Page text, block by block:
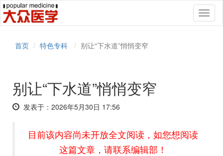
首页
特色专科 别让“下水道”悄悄变窄
别让“下水道”悄悄变窄
发表于：2026年5月30日 17:56
目前该内容尚未开放全文阅读，如您想阅读
这篇文章，请联系编辑部！